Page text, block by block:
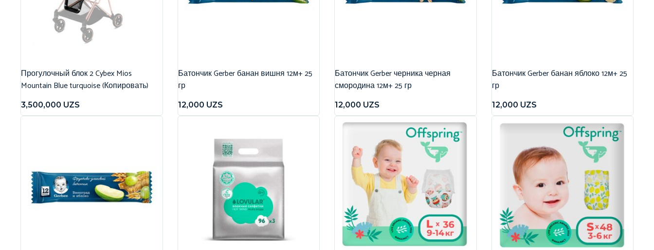
Прогулочный блок 2 Cybex Mios
Mountain Blue turquoise (Копировать)
3,500,000 UZS
Батончик Gerber банан вишня 12м+ 25
гр
12,000 UZS
Батончик Gerber черника черная
смородина 12м+ 25 гр
12,000 UZS
Батончик Gerber банан яблоко 12м+ 25
гр
12,000 UZS